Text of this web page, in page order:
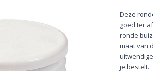
Deze
goed ter
ronde
maat van
je bestelt.